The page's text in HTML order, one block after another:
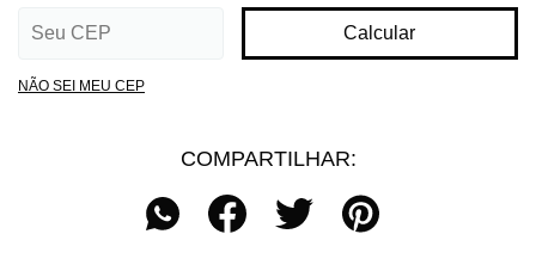
Calcular
NÃO SEI MEU CEP
COMPARTILHAR: